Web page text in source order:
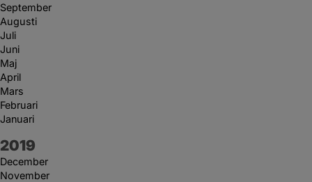
September
Augusti
Juli
Juni
Maj
April
Mars
Februari
Januari
År:
2019
December
November